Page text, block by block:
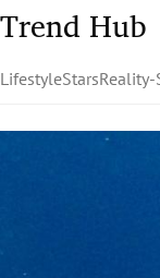
Untermenü
Trend Hub
LifestyleStars